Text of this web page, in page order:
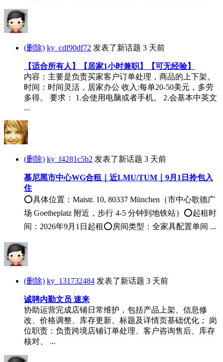
(删除) ky_cdf90df72 发表了新话题 3 天前
【适合所有人】【居家1小时兼职】【可无经验】
内容：主要是负责买家客户订单处理，商品的上下架。
时间：时间灵活，居家办公 收入:每单20-50美元，多劳
多得。 要求： 1.会使用电脑或者手机。 2.会基本中英文
...
(删除) ky_f4281c5b2 发表了新话题 3 天前
慕尼黑市中心WG合租｜近LMU/TUM｜9月1日拎包入
住
⭕具体位置：Maistr. 10, 80337 München（市中心歌德广
场 Goetheplatz 附近，步行 4-5 分钟到地铁站）⭕起租时
间：2026年9月1日起租⭕房间类型：全家具配置单间 ...
(删除) ky_131732484 发表了新话题 3 天前
诚聘内勤文员 速来
协助运营完成店铺日常维护，包括产品上架、信息修
改、价格调整、库存更新、标题及详情页基础优化； 岗
位职责：负责跨境店铺订单处理、客户咨询售后、库存
核对、 ...